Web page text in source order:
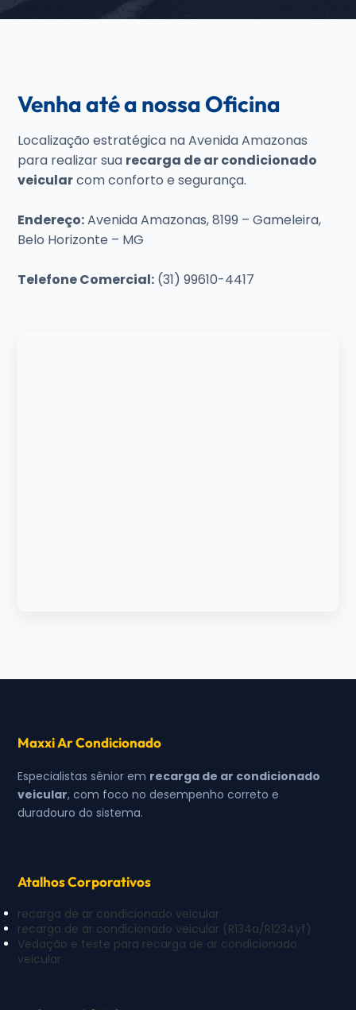
Venha até a nossa Oficina
Localização estratégica na Avenida Amazonas
para realizar sua recarga de ar condicionado
veicularcom conforto e segurança.
Endereço:Avenida Amazonas, 8199 – Gameleira,
Belo Horizonte – MG
Telefone Comercial: (31) 99610-4417
Maxxi Ar Condicionado
Especialistas sênior em recarga de ar condicionado
veicular, com foco no desempenho correto e
duradouro do sistema.
Atalhos Corporativos
recarga de ar condicionado veicular
recarga de ar condicionado veicular (R134a/R1234yf)
Vedação e teste para recarga de ar condicionado
veicular